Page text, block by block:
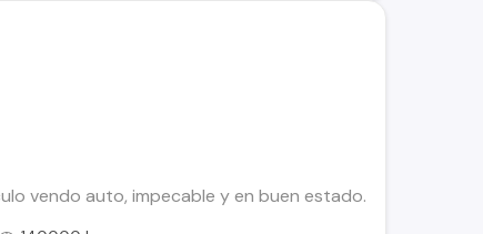
vendo auto, impecable y en buen estado.